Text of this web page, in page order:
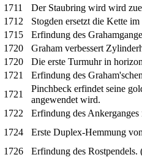
1711
Der Staubring wird wird
1712
Stogden ersetzt die Kette
1715
Erfindung des
1720
Graham verbessert
1720
Die erste Turmuhr in
1721
Erfindung des
1721
Pinchbeck erfindet seine
angewendet wird.
1722
Erfindung des
1724
Erste Duplex-Hemmung
1726
Erfindung des Rostpendels.